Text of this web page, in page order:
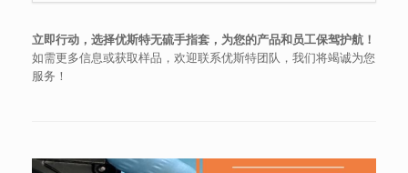
立即行动，选择优斯特无硫手指套，为您的产品和员工保驾护航！
如需更多信息或获取样品，欢迎联系优斯特团队，我们将竭诚为您
服务！